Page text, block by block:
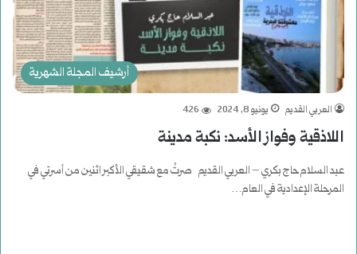
أرشيف المجلة الشهرية
العربي القديم يونيو 8, 2024 426
اللاذقية وفواز الأسد: نكبة مدينة
عبد السلام حاج بكري – العربي القديم صرتُ مع شقيقي الأكبر اثنين من أسرتي في
المرحلة الإعدادية في العام…